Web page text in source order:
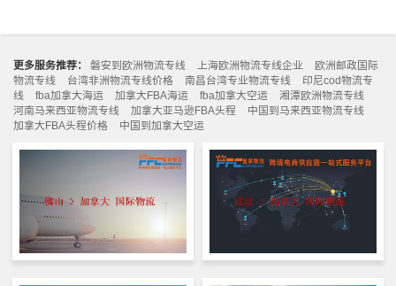
更多服务推荐： 磐安到欧洲物流专线 上海欧洲物流专线企业
欧洲邮政国际
物流专线
台湾非洲物流专线价格 南昌台湾专业物流专线
印尼cod物流专
线
fba加拿大海运 加拿大FBA海运 fba加拿大空运
湘潭欧洲物流专线
河南马来西亚物流专线
加拿大亚马逊FBA头程
中国到马来西亚物流专线
加拿大FBA头程价格
中国到加拿大空运